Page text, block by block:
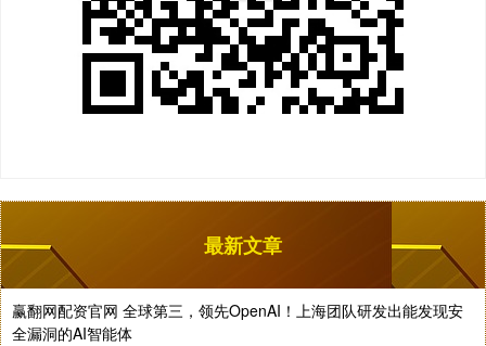
最新文章
赢翻网配资官网 全球第三，领先OpenAI！上海团队研发出能发现安
全漏洞的AI智能体